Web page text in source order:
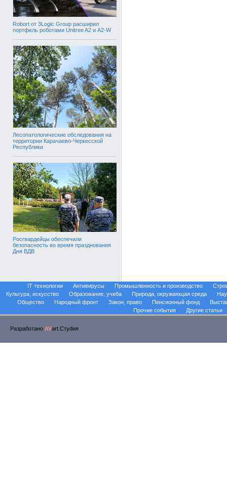
Robort от 3Logic Group расширил
портфель роботами Unitree A2 и A2-W
Лесопатологические обследования на
территории Карачаево-Черкесской
Республики
Росгвардейцы обеспечили
безопасность во время празднования
Дня ВДВ
IT технологии Антивирусы Промышленность и производство
Культура, искусство
Образование, учеба Природа, окружающая среда
Общество
Народный фронт Закон, право Пенсионный фонд
Прочие события
Другие статьи
Разработано AVart.Стуdия